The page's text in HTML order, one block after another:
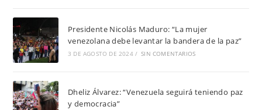
Presidente Nicolás Maduro: “La mujer
venezolana debe levantar la bandera de la paz”
3 DE AGOSTO DE 2024 / SIN COMENTARIOS
Dheliz Álvarez: “Venezuela seguirá teniendo paz
y democracia”